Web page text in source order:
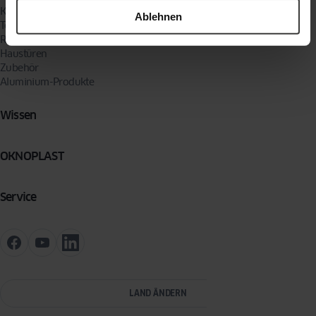
Ablehnen
Kunststofffenster
Terrassentüren & Balkontüren
Rollläden
Haustüren
Zubehör
Aluminium-Produkte
Wissen
OKNOPLAST
Service
LAND ÄNDERN